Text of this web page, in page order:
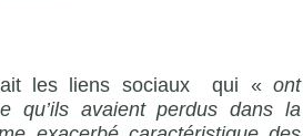
les liens sociaux qui « ont
qu’ils avaient perdus dans la